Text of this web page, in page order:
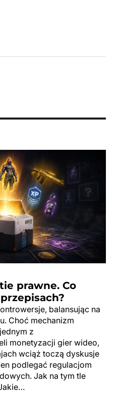
prawne. Co
balansując na
Choć mechanizm
z
monetyzacji gier wideo,
wciąż toczą dyskusje
podlegać regulacjom
Jak na tym tle